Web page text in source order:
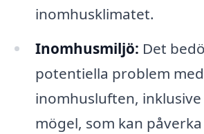
inomhusklimatet.
Inomhusmiljö: Det
potentiella problem med
inomhusluften,
mögel, som kan